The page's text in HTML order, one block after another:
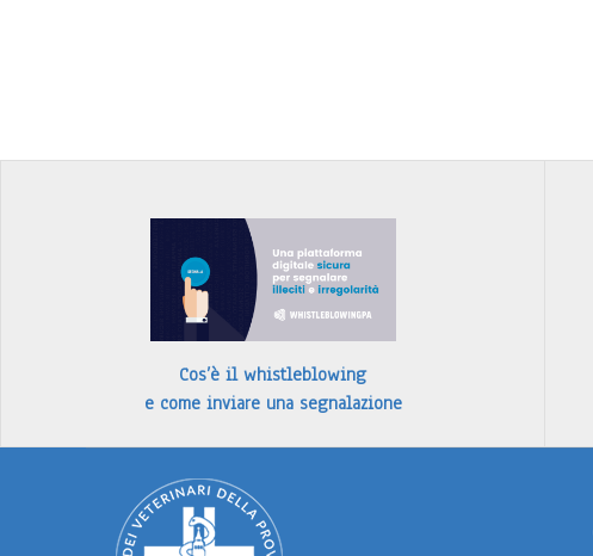
Cos’è il whistleblowing
e come inviare una segnalazione